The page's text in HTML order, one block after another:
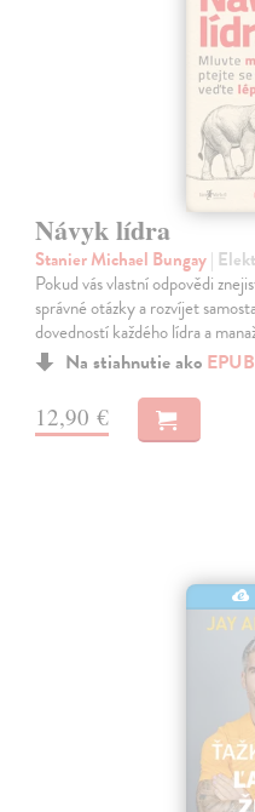
Návyk lídra
Stanier Michael Bungay|
Pokud vás vlastní odpovědi
správné otázky a rozvíjet
dovedností každého lídra a
Na stiahnutie ako EPUB
12,90 €